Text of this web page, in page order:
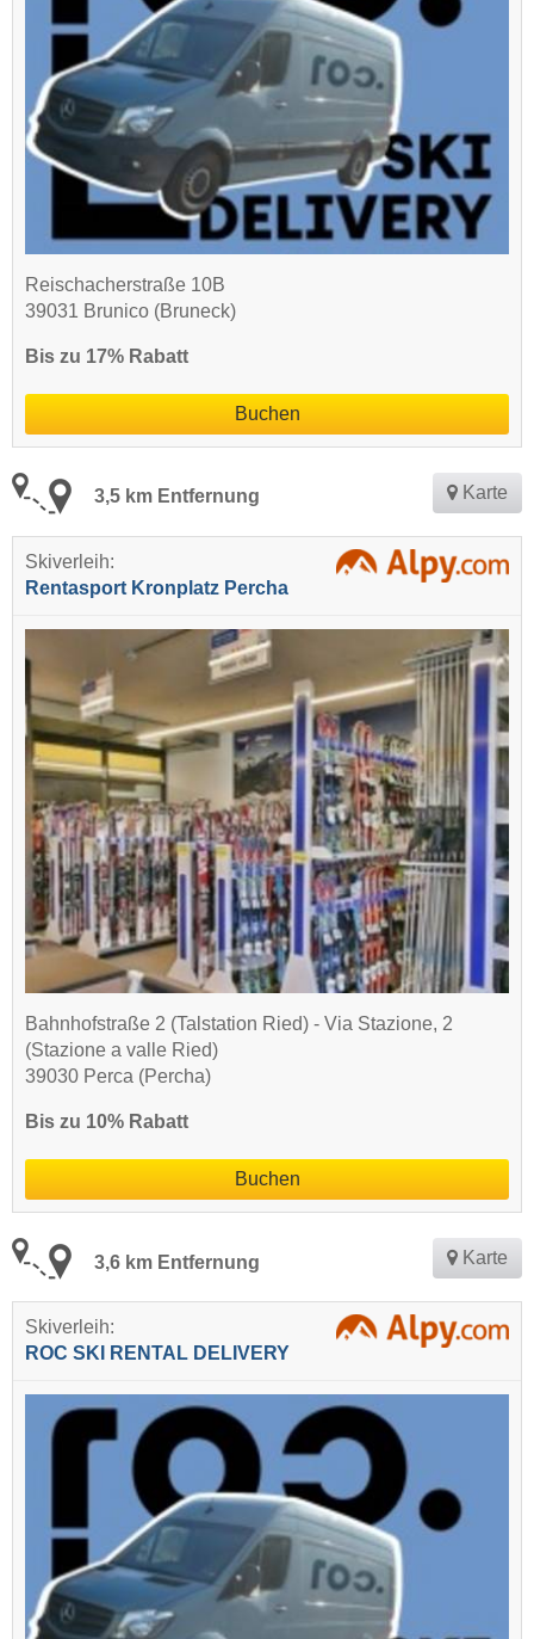
Reischacherstraße 10B
39031 Brunico (Bruneck)
Bis zu 17% Rabatt
Buchen
3,5 km Entfernung Karte
Skiverleih:
Rentasport Kronplatz Percha
Bahnhofstraße 2 (Talstation Ried) - Via Stazione, 2
(Stazione a valle Ried)
39030 Perca (Percha)
Bis zu 10% Rabatt
Buchen
3,6 km Entfernung Karte
Skiverleih:
ROC SKI RENTAL DELIVERY